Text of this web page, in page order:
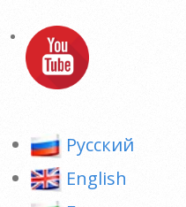
Pусский
English